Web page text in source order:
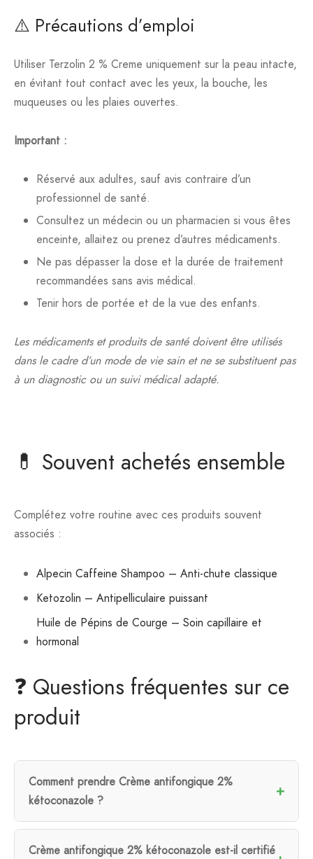
⚠️ Précautions d’emploi
Utiliser Terzolin 2 % Creme uniquement sur la peau intacte,
en évitant tout contact avec les yeux, la bouche, les
muqueuses ou les plaies ouvertes.
Important :
Réservé aux adultes, sauf avis contraire d’un
professionnel de santé.
Consultez un médecin ou un pharmacien si vous êtes
enceinte, allaitez ou prenez d’autres médicaments.
Ne pas dépasser la dose et la durée de traitement
recommandées sans avis médical.
Tenir hors de portée et de la vue des enfants.
Les médicaments et produits de santé doivent être utilisés
dans le cadre d’un mode de vie sain et ne se substituent pas
à un diagnostic ou un suivi médical adapté.
💊 Souvent achetés ensemble
Complétez votre routine avec ces produits souvent
associés :
Alpecin Caffeine Shampoo – Anti-chute classique
Ketozolin – Antipelliculaire puissant
Huile de Pépins de Courge – Soin capillaire et
hormonal
❓ Questions fréquentes sur ce
produit
Comment prendre Crème antifongique 2%
kétoconazole ?
Crème antifongique 2% kétoconazole est-il certifié